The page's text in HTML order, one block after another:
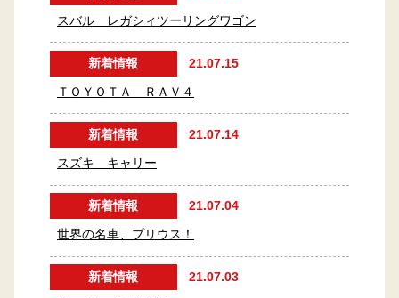
スバル レガシィツーリングワゴン
新着情報 21.07.15
ＴＯＹＯＴＡ ＲＡＶ４
新着情報 21.07.14
スズキ キャリー
新着情報 21.07.04
世界の名車、プリウス！
新着情報 21.07.03